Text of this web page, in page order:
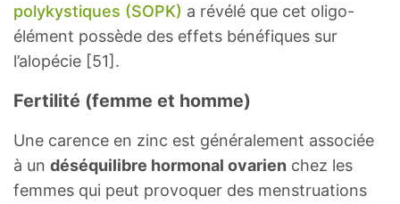
polykystiques (SOPK) a révélé que cet oligo-
élément possède des effets bénéfiques sur
l’alopécie [51].
Fertilité (femme et homme)
Une carence en zinc est généralement associée
à un déséquilibre hormonal ovarien chez les
femmes qui peut provoquer des menstruations